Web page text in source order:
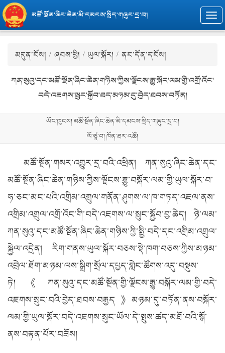
མཚོ་སྔོན་ཞིང་ཆེན་མི་དམངས་སྲིད་གཞུང་དྲ་བ།
མདུན་ངོས། / ཞབས་ཕྱི། / ཡུལ་སྐོར། / ནང་དོན་དངོས།
ཀན་སུའུ་དང་མཚོ་སྔོན་ཞིང་ཆེན་གཉིས་ཀྱིས་ལྗོངས་རྒྱུ་སྐོར་ལམ་གྱི་འགྲོ་འོང་
བདེ་འཇགས་སྲུང་སྐྱོབ་ཐད་མཉམ་དུ་བྱེད་ཐབས་བཏོན།
ཡོང་ཁུངས། མཚོ་སྔོན་ཞིང་ཆེན་མི་དམངས་སྲིད་གཞུང་དྲ་བ།
ལོ་ཙཱ་བ། ཁོན་ཐར་འཚོ།
མཚོ་སྔོན་གསར་འགྱུར་དྲ་བའི་འཕྲིན། ཀན་སུའུ་ཞིང་ཆེན་དང་
མཚོ་སྔོན་ཞིང་ཆེན་གཉིས་ཀྱིས་ལྗོངས་རྒྱུ་བསྐོར་ལམ་གྱི་ཡུལ་སྐོར་བ་
ཧ་ཅང་མང་པའི་འགྲིམ་འགྲུལ་གནོན་ཤུགས་ལ་ཁ་གཏད་འཇལ་ནས་
འགྲིམ་འགྲུལ་འགྲོ་འོང་གི་བདེ་འཇགས་ལ་སྲུང་སྐྱོབ་བྱ་ཆེད། ཉེ་ལམ་
ཀན་སུའུ་དང་མཚོ་སྔོན་ཞིང་ཆེན་གཉིས་ཀྱི་སྤྱི་བདེ་དང་འགྲིམ་འགྲུལ་
སྐྱེལ་འདྲེན། རིག་གནས་ཡུལ་སྐོར་བཅས་སྡེ་ཁག་བཅས་ཀྱིས་མཉམ་
འབྲེལ་ཐོག་མཉམ་ལས་སྒྲིག་སྲོལ་དཔྱད་གླེང་ཚོགས་འདུ་བསྡུས་
ཏེ། 《ཀན་སུའུ་དང་མཚོ་སྔོན་གྱི་ལྗོངས་རྒྱུ་བསྐོར་ལམ་གྱི་བདེ་
འཇགས་སྲུང་བའི་བྱེད་ཐབས་བརྒྱད》མཉམ་དུ་བཏོན་ནས་བསྐོར་
ལམ་གྱི་ཡུལ་སྐོར་བདེ་འཇགས་སྲུང་ཡོལ་དེ་སྤུས་ཚད་མཐོ་བའི་སྒོ་
ནས་བརྟན་པོར་བཟོས།